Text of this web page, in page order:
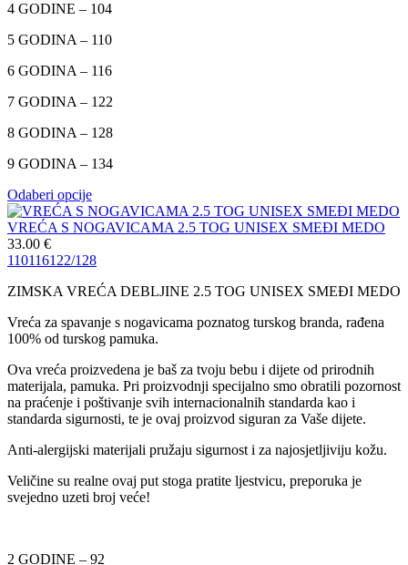
4 GODINE – 104
5 GODINA – 110
6 GODINA – 116
7 GODINA – 122
8 GODINA – 128
9 GODINA – 134
Odaberi opcije
VREĆA S NOGAVICAMA 2.5 TOG UNISEX SMEĐI MEDO
33.00 €
110116122/128
ZIMSKA VREĆA DEBLJINE 2.5 TOG UNISEX SMEĐI MEDO
Vreća za spavanje s nogavicama poznatog turskog branda, rađena
100% od turskog pamuka.
Ova vreća proizvedena je baš za tvoju bebu i dijete od prirodnih
materijala, pamuka. Pri proizvodnji specijalno smo obratili pozornost
na praćenje i poštivanje svih internacionalnih standarda kao i
standarda sigurnosti, te je ovaj proizvod siguran za Vaše dijete.
Anti-alergijski materijali pružaju sigurnost i za najosjetljiviju kožu.
Veličine su realne ovaj put stoga pratite ljestvicu, preporuka je
svejedno uzeti broj veće!
2 GODINE – 92